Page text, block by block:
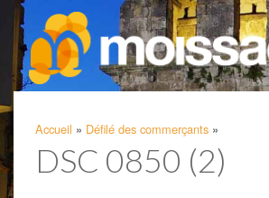
Accueil » Défilé des commerçants »
DSC 0850 (2)